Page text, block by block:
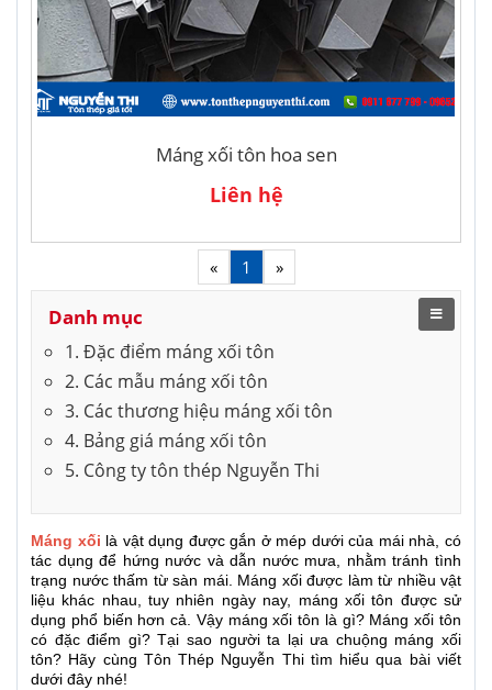
Máng xối tôn hoa sen
Liên hệ
« 1 »
Danh mục
1. Đặc điểm máng xối tôn
2. Các mẫu máng xối tôn
3. Các thương hiệu máng xối tôn
4. Bảng giá máng xối tôn
5. Công ty tôn thép Nguyễn Thi
Máng xối là vật dụng được gắn ở mép dưới của mái nhà, có
tác dụng để hứng nước và dẫn nước mưa, nhằm tránh tình
trạng nước thấm từ sàn mái. Máng xối được làm từ nhiều vật
liệu khác nhau, tuy nhiên ngày nay, máng xối tôn được sử
dụng phổ biến hơn cả. Vậy máng xối tôn là gì? Máng xối tôn
có đặc điểm gì? Tại sao người ta lại ưa chuộng máng xối
tôn? Hãy cùng Tôn Thép Nguyễn Thi tìm hiểu qua bài viết
dưới đây nhé!